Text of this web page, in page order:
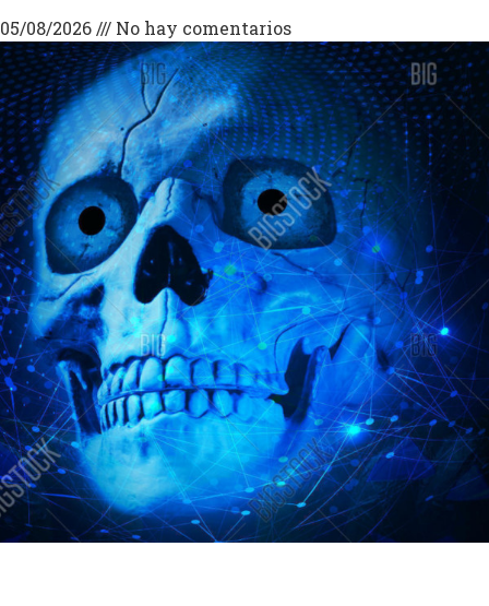
05/08/2026 No hay comentarios